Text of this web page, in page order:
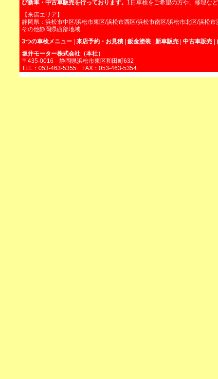
び新車・中古車販売を行っております。 1日車検をご希望の方や、修理な
【来店エリア】
静岡県：浜松市中区/浜松市東区/浜松市西区/浜松市南区/浜松市北区/浜松
その他静岡県西部地域
3つの車検メニュー
来店予約・お見積 鈑金塗装 新車販売 中古車販売
坂井モーター株式会社（本社）
〒435-0016 静岡県浜松市東区和田町632
TEL：053-463-5355 FAX：053-463-5354